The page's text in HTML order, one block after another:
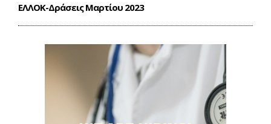
ΕΛΛΟΚ-Δράσεις Mαρτίου 2023